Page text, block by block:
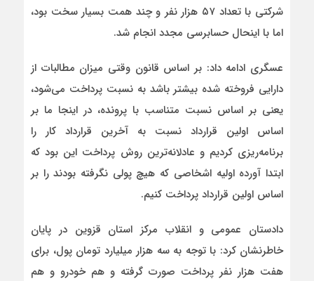
شرکتی با تعداد ۵۷ هزار نفر و چند همت بسیار سخت بود،
اما با اینحال حسابرسی مجدد انجام شد.
عسگری ادامه داد: بر اساس قانون وقتی میزان مطالبات از
دارایی فروخته شده بیشتر باشد به نسبت پرداخت می‌شود،
یعنی بر اساس نسبت متناسب با پرونده، در اینجا ما بر
اساس اولین قرارداد نسبت به آخرین قرارداد کار را
برنامه‌ریزی کردیم و عادلانه‌ترین روش پرداخت این بود که
ابتدا آورده اولیه اشخاصی که هیچ پولی نگرفته بودند را بر
اساس اولین قرارداد پرداخت کنیم.
دادستان عمومی و انقلاب مرکز استان قزوین در پایان
خاطرنشان کرد: با توجه به سه هزار میلیارد تومان پول، برای
هفت هزار نفر پرداخت صورت گرفته و هم خودرو و هم